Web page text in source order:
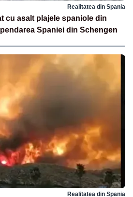
Realitatea din Spania
cu asalt plajele spaniole din
Spaniei din Schengen
Realitatea din Spania